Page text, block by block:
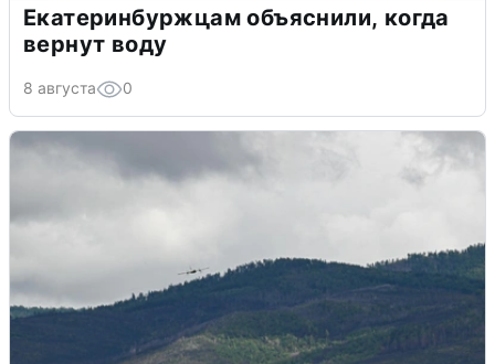
Екатеринбуржцам объяснили, когда
вернут воду
8 августа 0